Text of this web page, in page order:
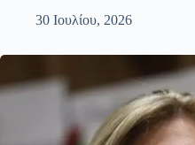
30 Ιουλίου, 2026